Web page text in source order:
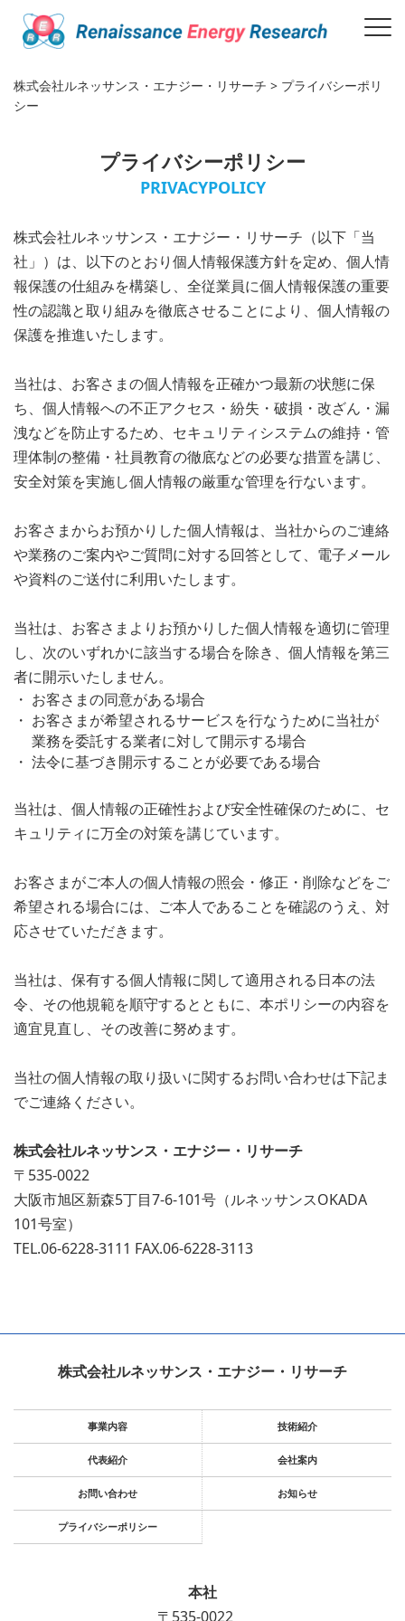
株式会社ルネッサンス・エナジー・リサーチ > プライバシーポリ
シー
プライバシーポリシー
PRIVACYPOLICY
株式会社ルネッサンス・エナジー・リサーチ（以下「当
社」）は、以下のとおり個人情報保護方針を定め、個人情
報保護の仕組みを構築し、全従業員に個人情報保護の重要
性の認識と取り組みを徹底させることにより、個人情報の
保護を推進いたします。
当社は、お客さまの個人情報を正確かつ最新の状態に保
ち、個人情報への不正アクセス・紛失・破損・改ざん・漏
洩などを防止するため、セキュリティシステムの維持・管
理体制の整備・社員教育の徹底などの必要な措置を講じ、
安全対策を実施し個人情報の厳重な管理を行ないます。
お客さまからお預かりした個人情報は、当社からのご連絡
や業務のご案内やご質問に対する回答として、電子メール
や資料のご送付に利用いたします。
当社は、お客さまよりお預かりした個人情報を適切に管理
し、次のいずれかに該当する場合を除き、個人情報を第三
者に開示いたしません。
お客さまの同意がある場合
お客さまが希望されるサービスを行なうために当社が
業務を委託する業者に対して開示する場合
法令に基づき開示することが必要である場合
当社は、個人情報の正確性および安全性確保のために、セ
キュリティに万全の対策を講じています。
お客さまがご本人の個人情報の照会・修正・削除などをご
希望される場合には、ご本人であることを確認のうえ、対
応させていただきます。
当社は、保有する個人情報に関して適用される日本の法
令、その他規範を順守するとともに、本ポリシーの内容を
適宜見直し、その改善に努めます。
当社の個人情報の取り扱いに関するお問い合わせは下記ま
でご連絡ください。
株式会社ルネッサンス・エナジー・リサーチ
〒535-0022
大阪市旭区新森5丁目7-6-101号（ルネッサンスOKADA
101号室）
TEL.06-6228-3111 FAX.06-6228-3113
株式会社ルネッサンス・エナジー・リサーチ
事業内容 技術紹介
代表紹介 会社案内
お問い合わせ お知らせ
プライバシーポリシー
本社
〒535-0022